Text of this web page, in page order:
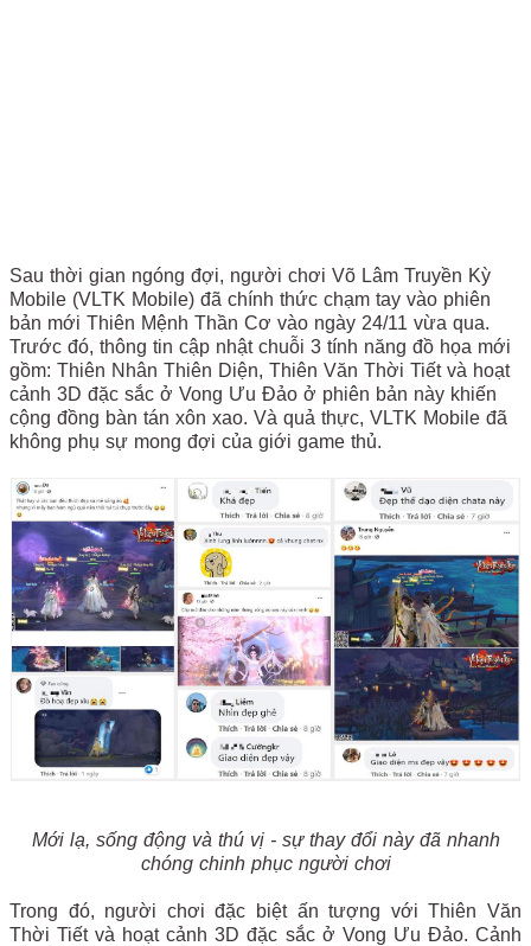
Sau thời gian ngóng đợi, người chơi Võ Lâm Truyền Kỳ
Mobile (VLTK Mobile) đã chính thức chạm tay vào phiên
bản mới Thiên Mệnh Thần Cơ vào ngày 24/11 vừa qua.
Trước đó, thông tin cập nhật chuỗi 3 tính năng đồ họa mới
gồm: Thiên Nhân Thiên Diện, Thiên Văn Thời Tiết và hoạt
cảnh 3D đặc sắc ở Vong Ưu Đảo ở phiên bản này khiến
cộng đồng bàn tán xôn xao. Và quả thực, VLTK Mobile đã
không phụ sự mong đợi của giới game thủ.
Mới lạ, sống động và thú vị - sự thay đổi này đã nhanh
chóng chinh phục người chơi
Trong đó, người chơi đặc biệt ấn tượng với Thiên Văn
Thời Tiết và hoạt cảnh 3D đặc sắc ở Vong Ưu Đảo. Cảnh